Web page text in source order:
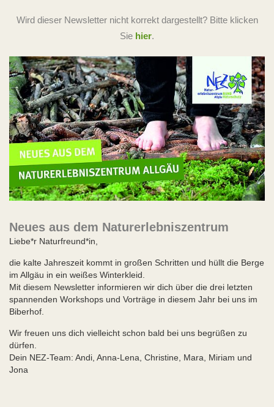
Wird dieser Newsletter nicht korrekt dargestellt? Bitte klicken
Sie hier.
Neues aus dem Naturerlebniszentrum
Liebe*r Naturfreund*in,
die kalte Jahreszeit kommt in großen Schritten und hüllt die Berge
im Allgäu in ein weißes Winterkleid.
Mit diesem Newsletter informieren wir dich über die drei letzten
spannenden Workshops und Vorträge in diesem Jahr bei uns im
Biberhof.
Wir freuen uns dich vielleicht schon bald bei uns begrüßen zu
dürfen.
Dein NEZ-Team: Andi, Anna-Lena, Christine, Mara, Miriam und
Jona